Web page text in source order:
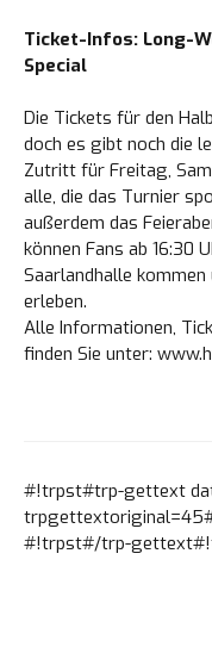
Ticket-Infos: Long-
Special
Die Tickets für den
doch es gibt noch die
Zutritt für Freitag,
alle, die das Turnier
außerdem das
können Fans ab 16:30
Saarlandhalle
erleben.
Alle Informationen,
finden Sie unter:
#!trpst#trp-gettext
#!trpst#/trp-